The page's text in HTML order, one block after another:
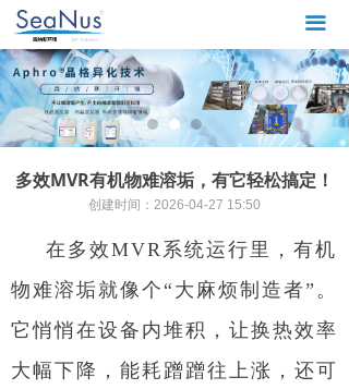
끀
首页
蒸发器阻垢剂
蒸发器清洗剂
膜系列药剂
关于我们
多效MVR有机物难溶垢，有它轻松搞定！
在多效MVR系统运行里，有机
物难溶垢就像个“大麻烦制造者”。
它悄悄在设备内堆积，让换热效率
大幅下降，能耗蹭蹭往上涨，还可
创建时间： 2026-04-27 15:50